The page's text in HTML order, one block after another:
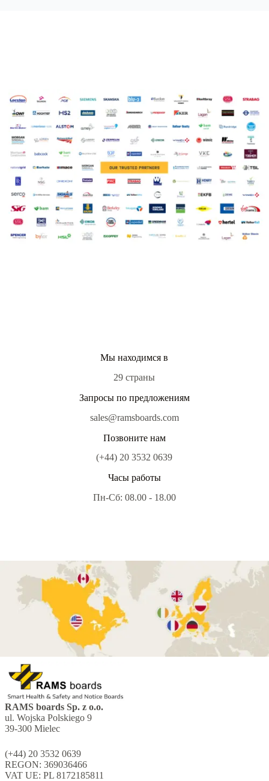
Мы находимся в
29 страны
Запросы по предложениям
sales@ramsboards.com
Позвоните нам
(+44) 20 3532 0639
Часы работы
Пн-Сб: 08.00 - 18.00
RAMS boards Sp. z o.o.
ul. Wojska Polskiego 9
39-300 Mielec
(+44) 20 3532 0639
REGON: 369036466
VAT UE: PL 8172185811